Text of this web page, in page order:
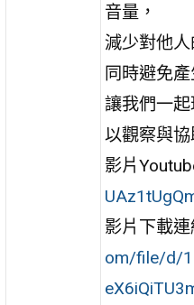
音量，
減少對他人
同時避免
讓我們一起
以觀察與協
影片
影片下載連
om/file/d/